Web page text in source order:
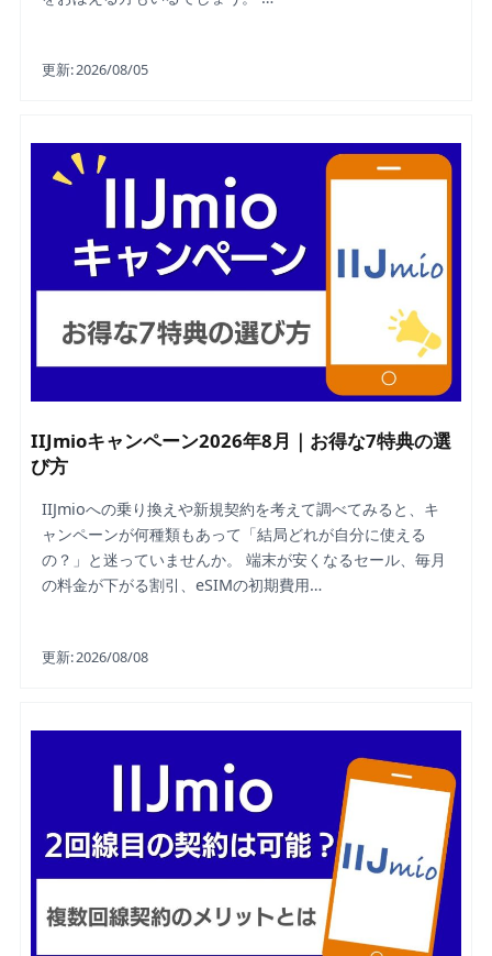
更新:2026/08/05
IIJmioキャンペーン2026年8月｜お得な7特典の選
び方
IIJmioへの乗り換えや新規契約を考えて調べてみると、キ
ャンペーンが何種類もあって「結局どれが自分に使える
の？」と迷っていませんか。 端末が安くなるセール、毎月
の料金が下がる割引、eSIMの初期費用…
更新:2026/08/08